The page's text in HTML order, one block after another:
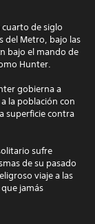
de siglo
del Metro, bajo las
bajo el mando de
Hunter.
gobierna a
la población con
superficie contra
sufre
de su pasado
viaje a las
jamás